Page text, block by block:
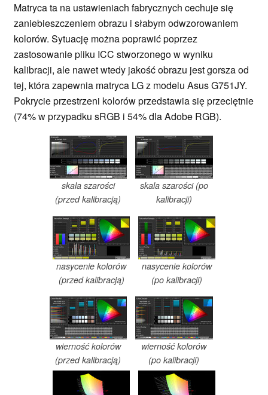
Matryca ta na ustawieniach fabrycznych cechuje się
zaniebieszczeniem obrazu i słabym odwzorowaniem
kolorów. Sytuację można poprawić poprzez
zastosowanie pliku ICC stworzonego w wyniku
kalibracji, ale nawet wtedy jakość obrazu jest gorsza od
tej, która zapewnia matryca LG z modelu Asus G751JY.
Pokrycie przestrzeni kolorów przedstawia się przeciętnie
(74% w przypadku sRGB i 54% dla Adobe RGB).
skala szarości
(przed kalibracją)
skala szarości (po
kalibracji)
nasycenie kolorów
(przed kalibracją)
nasycenie kolorów
(po kalibracji)
wierność kolorów
(przed kalibracją)
wierność kolorów
(po kalibracji)